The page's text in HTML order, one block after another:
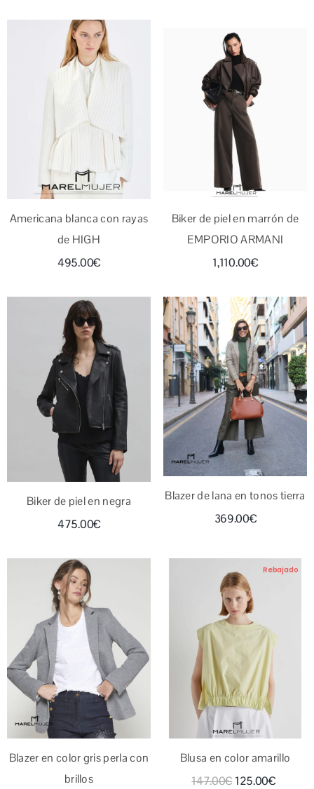
Americana blanca con rayas
de HIGH
495.00€
Biker de piel en marrón de
EMPORIO ARMANI
1,110.00€
Biker de piel en negra
475.00€
Blazer de lana en tonos tierra
369.00€
Blazer en color gris perla con
brillos
Rebajado
Blusa en color amarillo
147.00€ 125.00€